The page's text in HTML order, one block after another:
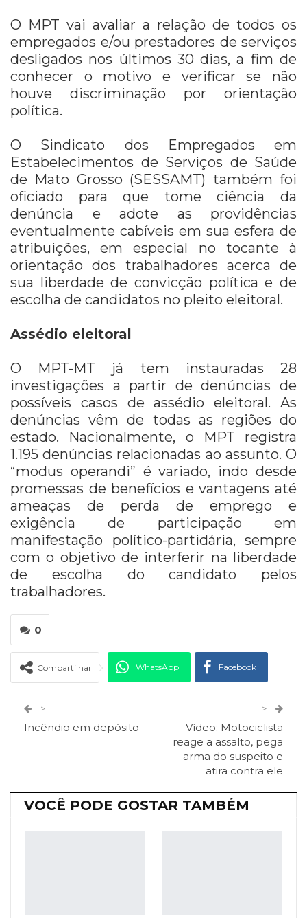
O MPT vai avaliar a relação de todos os
empregados e/ou prestadores de serviços
desligados nos últimos 30 dias, a fim de
conhecer o motivo e verificar se não
houve discriminação por orientação
política.
O Sindicato dos Empregados em
Estabelecimentos de Serviços de Saúde
de Mato Grosso (SESSAMT) também foi
oficiado para que tome ciência da
denúncia e adote as providências
eventualmente cabíveis em sua esfera de
atribuições, em especial no tocante à
orientação dos trabalhadores acerca de
sua liberdade de convicção política e de
escolha de candidatos no pleito eleitoral.
Assédio eleitoral
O MPT-MT já tem instauradas 28
investigações a partir de denúncias de
possíveis casos de assédio eleitoral. As
denúncias vêm de todas as regiões do
estado. Nacionalmente, o MPT registra
1.195 denúncias relacionadas ao assunto. O
“modus operandi” é variado, indo desde
promessas de benefícios e vantagens até
ameaças de perda de emprego e
exigência de participação em
manifestação político-partidária, sempre
com o objetivo de interferir na liberdade
de escolha do candidato pelos
trabalhadores.
0
Compartilhar WhatsApp Facebook
O email
>
Incêndio em depósito
>
Vídeo: Motociclista
reage a assalto, pega
arma do suspeito e
atira contra ele
VOCÊ PODE GOSTAR TAMBÉM